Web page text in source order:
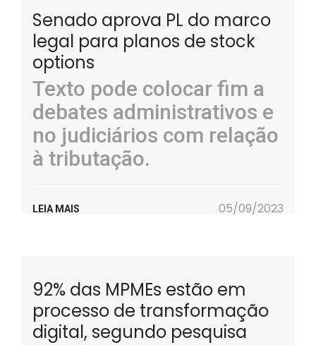
Senado aprova PL do marco
legal para planos de stock
options
Texto pode colocar fim a
debates administrativos e
no judiciários com relação
à tributação.
LEIA MAIS 05/09/2023
92% das MPMEs estão em
processo de transformação
digital, segundo pesquisa